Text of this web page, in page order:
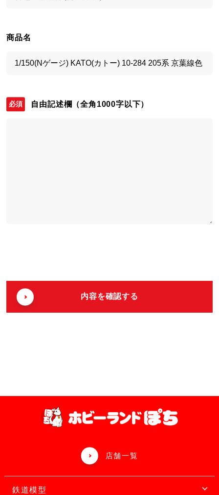
商品名
自由記述欄 （全角1000字以下）
店舗一覧
鉄道模型